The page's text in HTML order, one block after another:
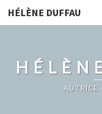
HÉLÈNE DUFFAU
AUTRICE